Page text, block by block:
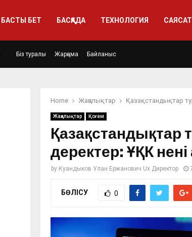
БАСТЫ БЕТ БАСҚАДА ТЕХНОЛОГИЯ САЯСАТ
Біз туралы Жарңама Байланыс
Home Жаңалықтар Қазақстандықтар
Жаңалықтар Қоғам
деректер: ҰҚК
by Куандыков Улан Ержанович Ux Директор
БӨЛІСУ 0